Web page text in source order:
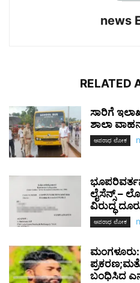
news
RELATED
ಸಾರಿಗೆ
ಶಾಲಾ
ಅಪರಾಧ ಲೋಕ
ಲೈಸೆನ್ಸ್ –
ವಿರುದ್ಧ
ಅಪರಾಧ ಲೋಕ
ಮಂಗಳೂರು:
ಬಂಧಿಸಿದ